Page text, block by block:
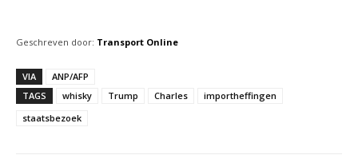
Geschreven door: Transport Online
VIA
ANP/AFP
TAGS
whisky Trump Charles
importheffingen
staatsbezoek